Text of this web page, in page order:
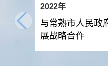
2022年
与常熟市人民政
展战略合作